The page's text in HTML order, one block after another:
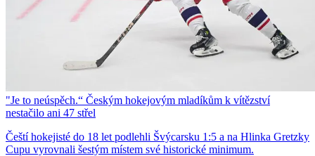
"Je to neúspěch.“ Českým hokejovým mladíkům k vítězství
nestačilo ani 47 střel
Čeští hokejisté do 18 let podlehli Švýcarsku 1:5 a na Hlinka Gretzky
Cupu vyrovnali šestým místem své historické minimum.